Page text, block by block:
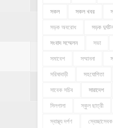
সকল সকল খবর
সড়ক অবরোধ সড়ক
সংবাদ সম্মেলন সভা
সমাবেশ সম্মাননা
সরিষাবাড়ী সহযোগিতা
সাবেক সচিব সারাদেশ
সিলগালা স্কুল ছাত্রী
স্বাস্থ্য দর্পণ